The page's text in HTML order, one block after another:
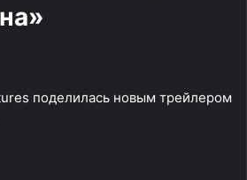
поделилась новым трейлером